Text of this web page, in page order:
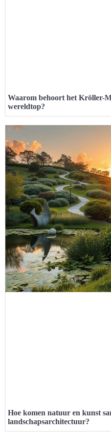
Waarom behoort het Kröller-
wereldtop?
Hoe komen natuur en kunst
landschapsarchitectuur?